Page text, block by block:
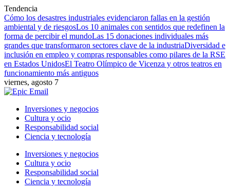
Tendencia
Cómo los desastres industriales evidenciaron fallas en la gestión
ambiental y de riesgosLos 10 animales con sentidos que redefinen la
forma de percibir el mundoLas 15 donaciones individuales más
grandes que transformaron sectores clave de la industriaDiversidad e
inclusión en empleo y compras responsables como pilares de la RSE
en Estados UnidosEl Teatro Olímpico de Vicenza y otros teatros en
funcionamiento más antiguos
viernes, agosto 7
Inversiones y negocios
Cultura y ocio
Responsabilidad social
Ciencia y tecnología
Inversiones y negocios
Cultura y ocio
Responsabilidad social
Ciencia y tecnología